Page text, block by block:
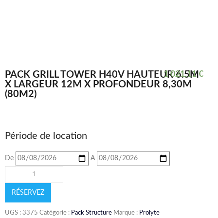
PACK GRILL TOWER H40V HAUTEUR 6.5M
X LARGEUR 12M X PROFONDEUR 8,30M
(80M2)
1 021,11€
Période de location
De A
RÉSERVEZ
UGS : 3375 Catégorie : Pack Structure Marque : Prolyte